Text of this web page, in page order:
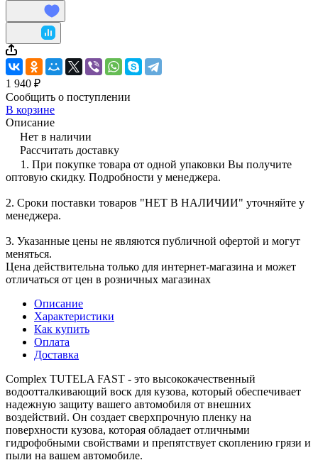
1 940 ₽
Сообщить о поступлении
В корзине
Описание
Нет в наличии
Рассчитать доставку
1. При покупке товара от одной упаковки Вы получите
оптовую скидку. Подробности у менеджера.
2. Сроки поставки товаров "НЕТ В НАЛИЧИИ" уточняйте у
менеджера.
3. Указанные цены не являются публичной офертой и могут
меняться.
Цена действительна только для интернет-магазина и может
отличаться от цен в розничных магазинах
Описание
Характеристики
Как купить
Оплата
Доставка
Complex TUTELA FAST - это высококачественный
водоотталкивающий воск для кузова, который обеспечивает
надежную защиту вашего автомобиля от внешних
воздействий. Он создает сверхпрочную пленку на
поверхности кузова, которая обладает отличными
гидрофобными свойствами и препятствует скоплению грязи и
пыли на вашем автомобиле.